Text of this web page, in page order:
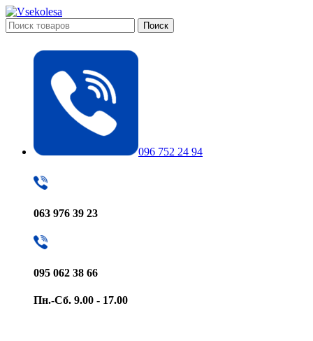
Поиск
096 752 24 94
063 976 39 23
095 062 38 66
Пн.-Сб. 9.00 - 17.00